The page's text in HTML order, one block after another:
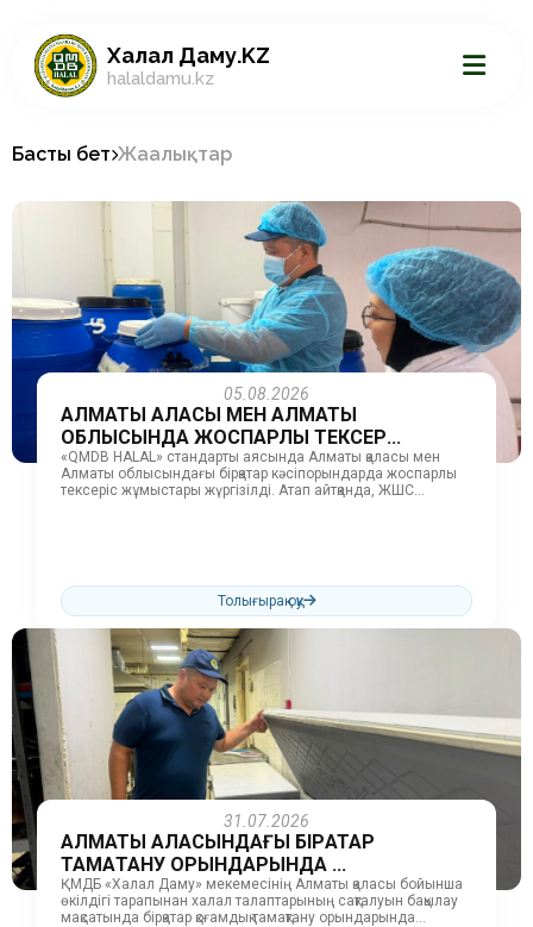
Халал Даму.KZ
halaldamu.kz
Басты бет Жаңалықтар
05.08.2026
АЛМАТЫ ҚАЛАСЫ МЕН АЛМАТЫ
ОБЛЫСЫНДА ЖОСПАРЛЫ ТЕКСЕР...
«QMDB HALAL» стандарты аясында Алматы қаласы мен
Алматы облысындағы бірқатар кәсіпорындарда жоспарлы
тексеріс жұмыстары жүргізілді. Атап айтқанда, ЖШС
Толығырақ оқу
31.07.2026
АЛМАТЫ ҚАЛАСЫНДАҒЫ БІРҚАТАР
ТАМАҚТАНУ ОРЫНДАРЫНДА ...
ҚМДБ «Халал Даму» мекемесінің Алматы қаласы бойынша
өкілдігі тарапынан халал талаптарының сақталуын бақылау
мақсатында бірқатар қоғамдық тамақтану орындарында